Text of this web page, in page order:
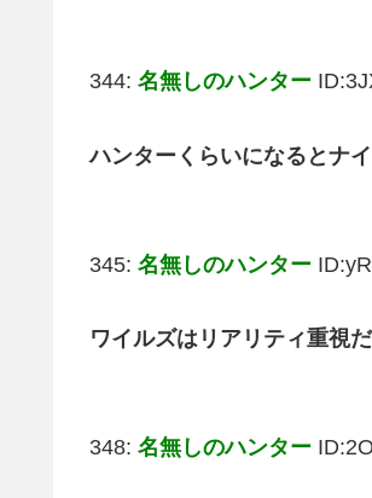
344: 名無しのハンター
ハンターくらいになるとナ
345: 名無しのハンター
ワイルズはリアリティ重視
348: 名無しのハンター